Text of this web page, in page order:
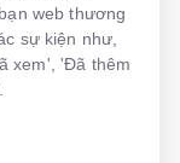
web thương
sự kiện như,
xem', 'Đã thêm